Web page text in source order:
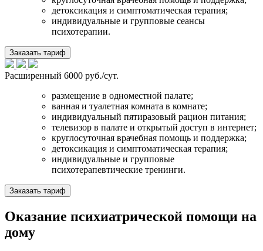
детоксикация и симптоматическая терапия;
индивидуальные и групповые сеансы
психотерапии.
Заказать тариф
Расширенный 6000 руб./сут.
размещение в одноместной палате;
ванная и туалетная комната в комнате;
индивидуальный пятиразовый рацион питания;
телевизор в палате и открытый доступ в интернет;
круглосуточная врачебная помощь и поддержка;
детоксикация и симптоматическая терапия;
индивидуальные и групповые
психотерапевтические тренинги.
Заказать тариф
Оказание психиатрической помощи на
дому